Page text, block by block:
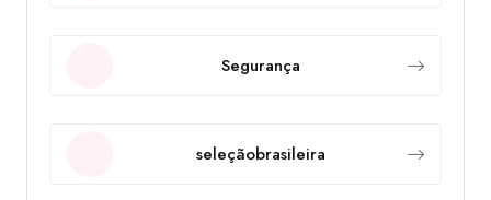
Segurança
seleçãobrasileira